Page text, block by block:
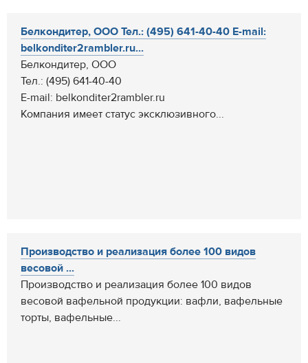
Белкондитер, ООО Тел.: (495) 641-40-40 E-mail:
belkonditer2rambler.ru...
Белкондитер, ООО
Тел.: (495) 641-40-40
E-mail: belkonditer2rambler.ru
Компания имеет статус эксклюзивного...
Производство и реализация более 100 видов
весовой ...
Производство и реализация более 100 видов
весовой вафельной продукции: вафли, вафельные
торты, вафельные...